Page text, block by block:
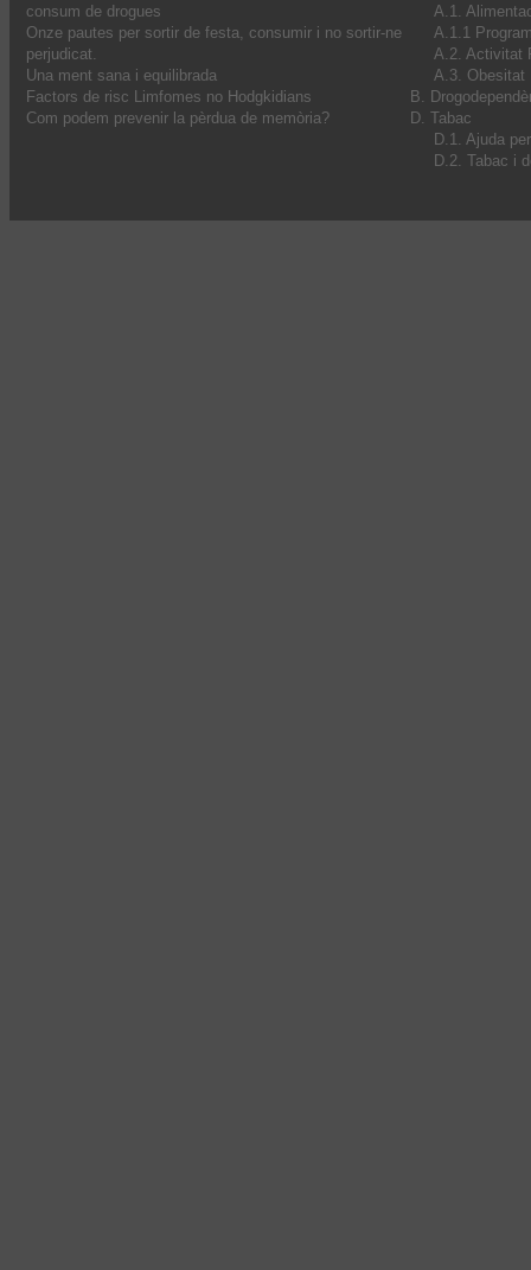
consum de drogues
Onze pautes per sortir de festa, consumir i no sortir-ne
perjudicat.
Una ment sana i equilibrada
Factors de risc Limfomes no Hodgkidians
Com podem prevenir la pèrdua de memòria?
A.1.
A.1.1
A.2. Activitat
A.3. Obesitat
B.
D. Tabac
D.1. Ajuda
D.2. Tabac i